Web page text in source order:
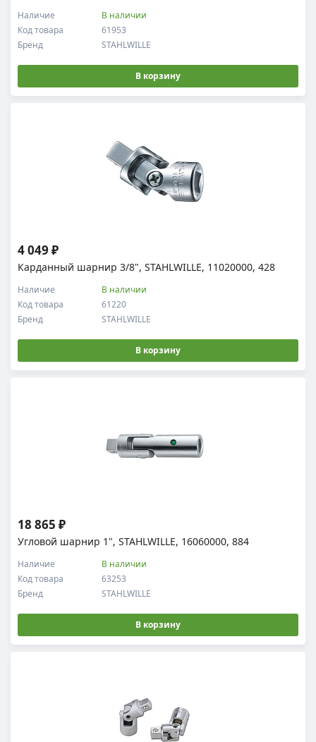
Код товара 61953
Наличие В наличии
Бренд STAHLWILLE
В корзину
Карданный шарнир 3/8", STAHLWILLE, 11020000, 428
Код товара 61220
Наличие В наличии
Бренд STAHLWILLE
4 049 ₽
В корзину
Угловой шарнир 1", STAHLWILLE, 16060000, 884
Код товара 63253
Наличие В наличии
Бренд STAHLWILLE
18 865 ₽
В корзину